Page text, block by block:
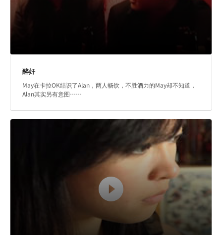
醉奸
May在卡拉OK结识了Alan，两人畅饮，不胜酒力的May却不知道，
Alan其实另有意图……